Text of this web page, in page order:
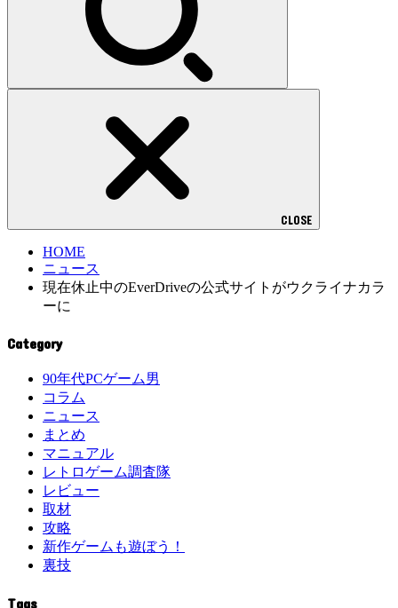
CLOSE
HOME
ニュース
現在休止中のEverDriveの公式サイトがウクライナカラ
ーに
Category
90年代PCゲーム男
コラム
ニュース
まとめ
マニュアル
レトロゲーム調査隊
レビュー
取材
攻略
新作ゲームも遊ぼう！
裏技
Tags